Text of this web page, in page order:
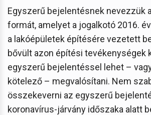
Egyszerű bejelentésnek nevezzük
formát, amelyet a jogalkotó 2016.
a lakóépületek építésére vezetett
bővült azon építési tevékenységek
egyszerű bejelentéssel lehet –
kötelező – megvalósítani. Nem
összekeverni az egyszerű
koronavírus-járvány időszaka alatt